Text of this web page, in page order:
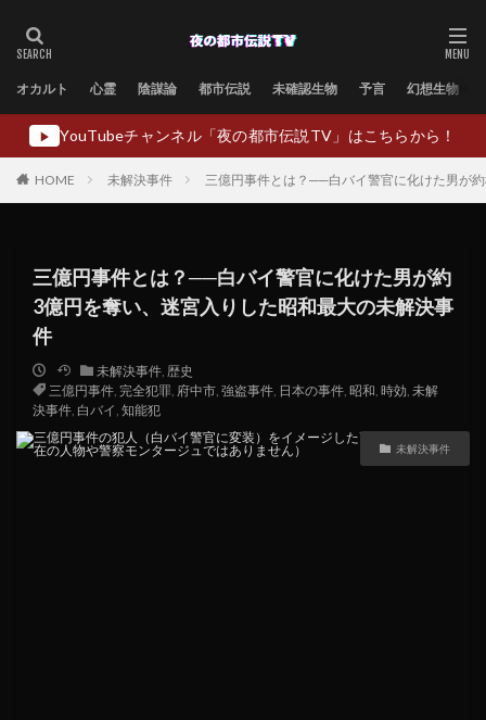
オカルト 心霊 陰謀論 都市伝説 未確認生物 予言 幻想生物
▶ YouTubeチャンネル「夜の都市伝説TV」はこちらから！
HOME 未解決事件 三億円事件とは？──白バイ警官に化けた男が
三億円事件とは？──白バイ警官に化けた男が約
3億円を奪い、迷宮入りした昭和最大の未解決事
件
未解決事件, 歴史
三億円事件, 完全犯罪, 府中市, 強盗事件, 日本の事件, 昭和, 時効, 未解
決事件, 白バイ, 知能犯
未解決事件